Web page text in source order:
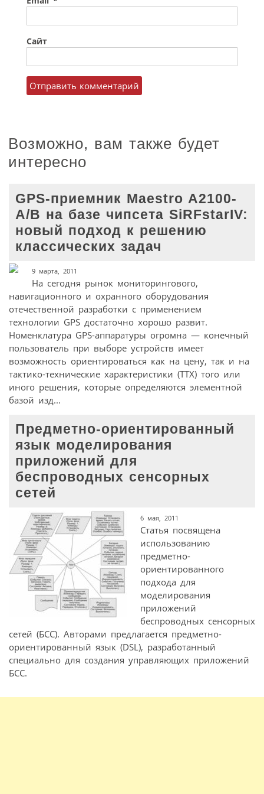
Сайт
Возможно, вам также будет
интересно
GPS-приемник Maestro A2100-
A/B на базе чипсета SiRFstarIV:
новый подход к решению
классических задач
9 марта, 2011
На сегодня рынок мониторингового,
навигационного и охранного оборудования
отечественной разработки с применением
технологии GPS достаточно хорошо развит.
Номенклатура GPS-аппаратуры огромна — конечный
пользователь при выборе устройств имеет
возможность ориентироваться как на цену, так и на
тактико-технические характеристики (ТТХ) того или
иного решения, которые определяются элементной
базой изд...
Предметно-ориентированный
язык моделирования
приложений для
беспроводных сенсорных
сетей
6 мая, 2011
Статья посвящена
использованию
предметно-
ориентированного
подхода для
моделирования
приложений
беспроводных сенсорных
сетей (БСС). Авторами предлагается предметно-
ориентированный язык (DSL), разработанный
специально для создания управляющих приложений
БСС.